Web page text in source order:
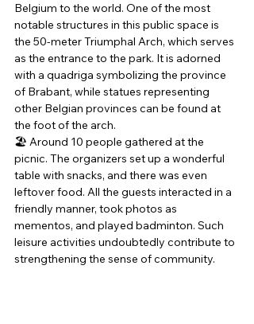
Belgium to the world. One of the most
notable structures in this public space is
the 50-meter Triumphal Arch, which serves
as the entrance to the park. It is adorned
with a quadriga symbolizing the province
of Brabant, while statues representing
other Belgian provinces can be found at
the foot of the arch.
🏖️ Around 10 people gathered at the
picnic. The organizers set up a wonderful
table with snacks, and there was even
leftover food. All the guests interacted in a
friendly manner, took photos as
mementos, and played badminton. Such
leisure activities undoubtedly contribute to
strengthening the sense of community.